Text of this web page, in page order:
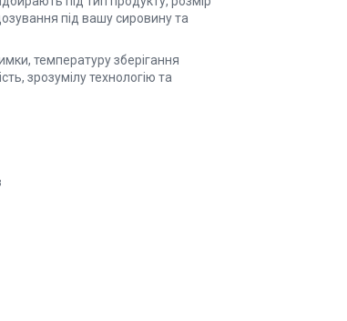
під вашу сировину та
температуру зберігання
зрозумілу технологію та